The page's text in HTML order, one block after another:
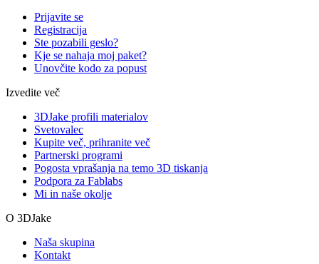
Prijavite se
Registracija
Ste pozabili geslo?
Kje se nahaja moj paket?
Unovčite kodo za popust
Izvedite več
3DJake profili materialov
Svetovalec
Kupite več, prihranite več
Partnerski programi
Pogosta vprašanja na temo 3D tiskanja
Podpora za Fablabs
Mi in naše okolje
O 3DJake
Naša skupina
Kontakt